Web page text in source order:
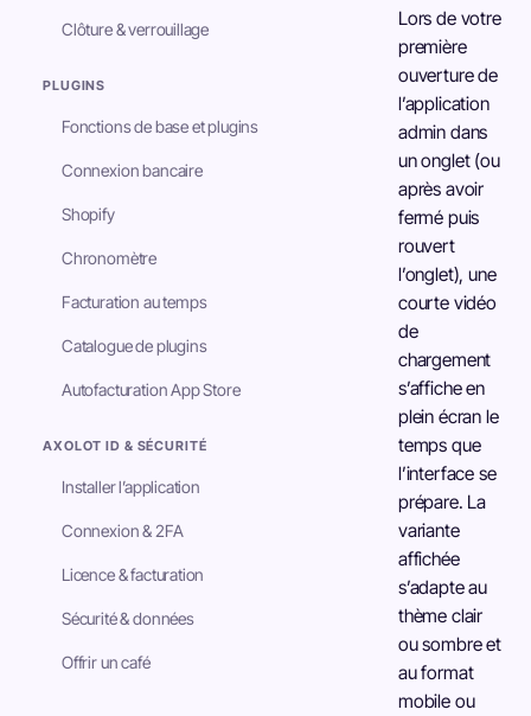
Clôture & verrouillage
PLUGINS
Fonctions de base et plugins
Connexion bancaire
Shopify
Chronomètre
Facturation au temps
Catalogue de plugins
Autofacturation App Store
AXOLOT ID & SÉCURITÉ
Installer l’application
Connexion & 2FA
Licence & facturation
Sécurité & données
Offrir un café
Lors de votre
première
ouverture de
l’application
admin dans
un onglet (ou
après avoir
fermé puis
rouvert
l’onglet), une
courte vidéo
de
chargement
s’affiche en
plein écran le
temps que
l’interface se
prépare. La
variante
affichée
s’adapte au
thème clair
ou sombre et
au format
mobile ou